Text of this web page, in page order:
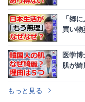
「郷
買い物
医学
肌が綺
もっと見る